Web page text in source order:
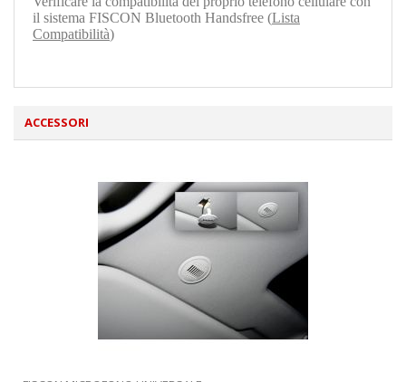
il sistema FISCON Bluetooth Handsfree (Lista
Compatibilità)
ACCESSORI